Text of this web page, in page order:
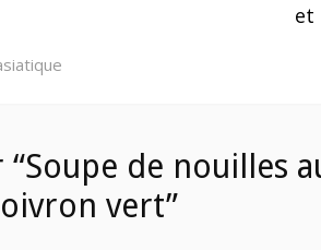
et
de nouilles
vert”